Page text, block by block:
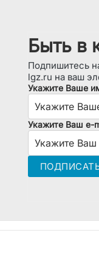
Быть в
Подпишитесь
lgz.ru на ваш
Укажите Ваше
Укажите Ваш e-